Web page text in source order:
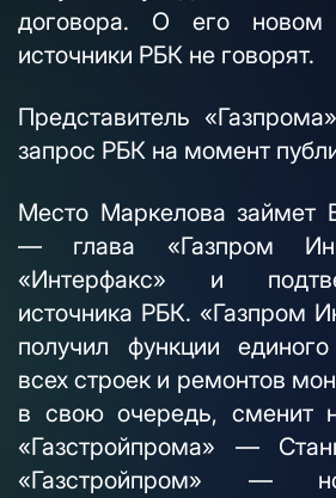
договора. О его новом
источники РБК не говорят.
Представитель
запрос РБК на момент
Место Маркелова займет
— глава «Газпром
«Интерфакс» и
источника РБК. «Газпром
получил функции
всех строек и ремонтов
в свою очередь, сменит
«Газстройпрома» —
«Газстройпром» —